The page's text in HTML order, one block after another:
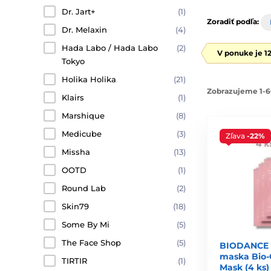
Prilnie k pokožke ako „druhá koža“ a distribuuje sérum
Hydrogel
Gélový materiál s prirodzene chladivým a hydratačným
Kórejské vs. japonské
⭐Kórejské masky
Zameriavajú sa na hydratáciu, rozjasnenie a rýchly
Obsahujú moderné aktívne látky: kyselinu
Často podporujú efekt „glass skin“ — hladkej, žiarivej
Japonské masky
Uprednostňujú jemnosť, rovnováhu a dlhodobú
Využívajú tradičné prírodné zložky: ryžový extrakt,
Dr. Jart+
(1)
Dr. Melaxin
(4)
Hada Labo / Hada Labo
Tokyo
(2)
Holika Holika
(21)
Klairs
(1)
Marshique
(8)
Medicube
(3)
Missha
(13)
OOTD
(1)
Round Lab
(2)
Skin79
(18)
Some By Mi
(5)
The Face Shop
(5)
TIRTIR
(1)
Zoradiť podľa:
V ponuke je
Zobrazujeme 1-
Zľava -22%
maska
Mask (4 ks)